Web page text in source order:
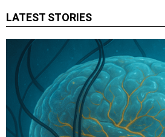
LATEST STORIES